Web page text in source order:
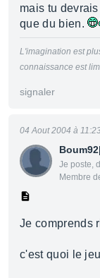
mais tu
que du bien.
L'imagination est
connaissance est
signaler
Boum92|
Je poste,
Membre
04 Aout 2004 à
Je comprends
c'est quoi le